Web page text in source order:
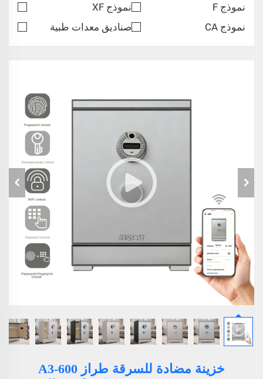
نموذج F
نموذج XF
نموذج CA
صناديق معدات طبية
خزينة مضادة للسرقة طراز A3-600